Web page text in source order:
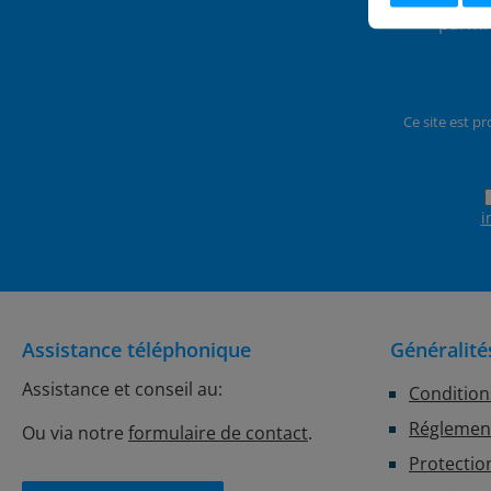
parmi
Ce site est
Assistance téléphonique
Assistance et conseil au:
Ou via notre formulaire de contact.